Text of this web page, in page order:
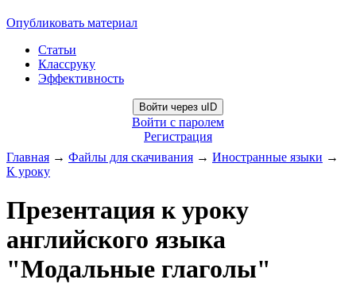
Опубликовать материал
Статьи
Классруку
Эффективность
Войти через uID
Войти с паролем
Регистрация
Главная → Файлы для скачивания → Иностранные языки →
К уроку
Презентация к уроку
английского языка
"Модальные глаголы"